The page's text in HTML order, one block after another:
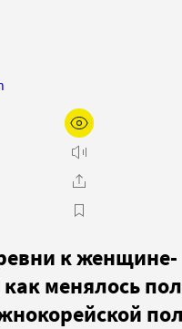
к женщине-
менялось